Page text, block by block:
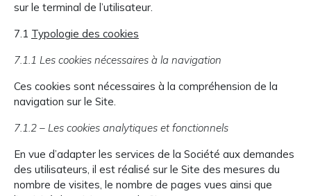
sur le terminal de l’utilisateur.
7.1 Typologie des cookies
7.1.1 Les cookies nécessaires à la navigation
Ces cookies sont nécessaires à la compréhension de la
navigation sur le Site.
7.1.2 – Les cookies analytiques et fonctionnels
En vue d’adapter les services de la Société aux demandes
des utilisateurs, il est réalisé sur le Site des mesures du
nombre de visites, le nombre de pages vues ainsi que